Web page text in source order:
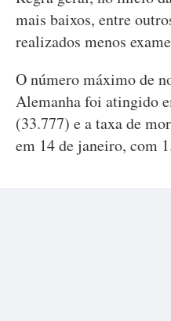
mais baixos, entre
realizados menos
O número máximo de
Alemanha foi atingido
(33.777) e a taxa de
em 14 de janeiro, com